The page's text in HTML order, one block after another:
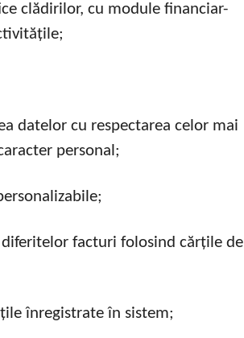
clădirilor, cu module financiar-
datelor cu respectarea celor mai
personal;
facturi folosind cărțile de
înregistrate în sistem;